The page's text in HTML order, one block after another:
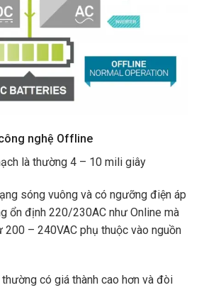
nghệ Offline
là thường 4 – 10 mili giây
sóng vuông và có ngưỡng điện áp
ổn định 220/230AC như Online mà
– 240VAC phụ thuộc vào nguồn
thường có giá thành cao hơn và đòi